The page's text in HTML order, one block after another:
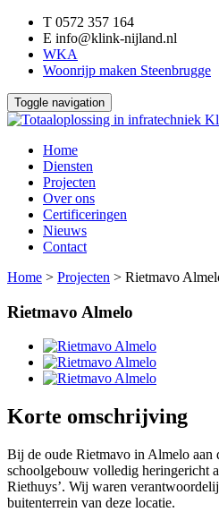
T 0572 357 164
E info@klink-nijland.nl
WKA
Woonrijp maken Steenbrugge
Toggle navigation
Home
Diensten
Projecten
Over ons
Certificeringen
Nieuws
Contact
Home > Projecten > Rietmavo
Rietmavo Almelo
Korte omschrijving
Bij de oude Rietmavo in Almelo aan
schoolgebouw volledig heringericht
Riethuys’. Wij waren
buitenterrein van deze locatie.